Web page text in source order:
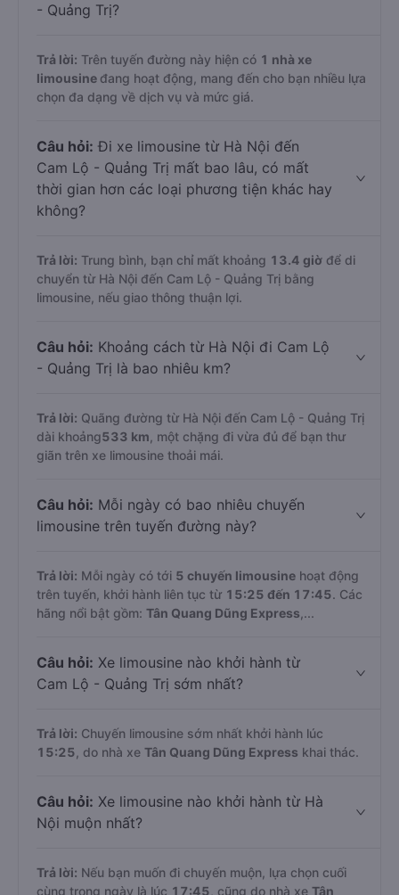
- Quảng Trị?
Trả lời: Trên tuyến đường này hiện có 1 nhà xe
limousine đang hoạt động, mang đến cho bạn nhiều lựa
chọn đa dạng về dịch vụ và mức giá.
Câu hỏi: Đi xe limousine từ Hà Nội đến
Cam Lộ - Quảng Trị mất bao lâu, có mất
thời gian hơn các loại phương tiện khác hay
không?
Trả lời: Trung bình, bạn chỉ mất khoảng 13.4 giờ để di
chuyển từ Hà Nội đến Cam Lộ - Quảng Trị bằng
limousine, nếu giao thông thuận lợi.
Câu hỏi: Khoảng cách từ Hà Nội đi Cam Lộ
- Quảng Trị là bao nhiêu km?
Trả lời: Quãng đường từ Hà Nội đến Cam Lộ - Quảng Trị
dài khoảng533 km , một chặng đi vừa đủ để bạn thư
giãn trên xe limousine thoải mái.
Câu hỏi: Mỗi ngày có bao nhiêu chuyến
limousine trên tuyến đường này?
Trả lời: Mỗi ngày có tới 5 chuyến limousine hoạt động
trên tuyến, khởi hành liên tục từ 15:25 đến 17:45. Các
hãng nổi bật gồm: Tân Quang Dũng Express ,...
Câu hỏi: Xe limousine nào khởi hành từ
Cam Lộ - Quảng Trị sớm nhất?
Trả lời: Chuyến limousine sớm nhất khởi hành lúc
15:25 , do nhà xe Tân Quang Dũng Express khai thác.
Câu hỏi: Xe limousine nào khởi hành từ Hà
Nội muộn nhất?
Trả lời: Nếu bạn muốn đi chuyến muộn, lựa chọn cuối
cùng trong ngày là lúc 17:45 , cũng do nhà xe Tân